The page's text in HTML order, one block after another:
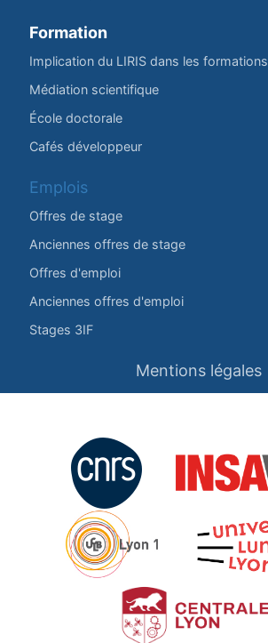
Formation
Implication du LIRIS dans les formations
Médiation scientifique
École doctorale
Cafés développeur
Emplois
Offres de stage
Anciennes offres de stage
Offres d'emploi
Anciennes offres d'emploi
Stages 3IF
Mentions légales